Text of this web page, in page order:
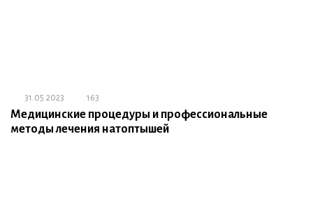
31.05.2023 163
Медицинские процедуры и профессиональные
методы лечения натоптышей